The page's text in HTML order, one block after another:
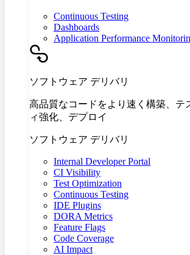
Continuous Testing
Dashboards
Application Performance
ソフトウェア デリバリ
高品質なコードをより速く構築、テ
ィ強化、デプロイ
ソフトウェア デリバリ
Internal Developer Portal
CI Visibility
Test Optimization
Continuous Testing
IDE Plugins
DORA Metrics
Feature Flags
Code Coverage
AI Impact